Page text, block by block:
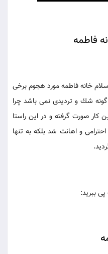
فاطمه
خانه فاطمه مورد هجوم برخى
شك و ترديدى نمى باشد چرا
صورت گرفته و در اين راستا
احترامى و اهانت شد بلكه به تنها
ببريد: